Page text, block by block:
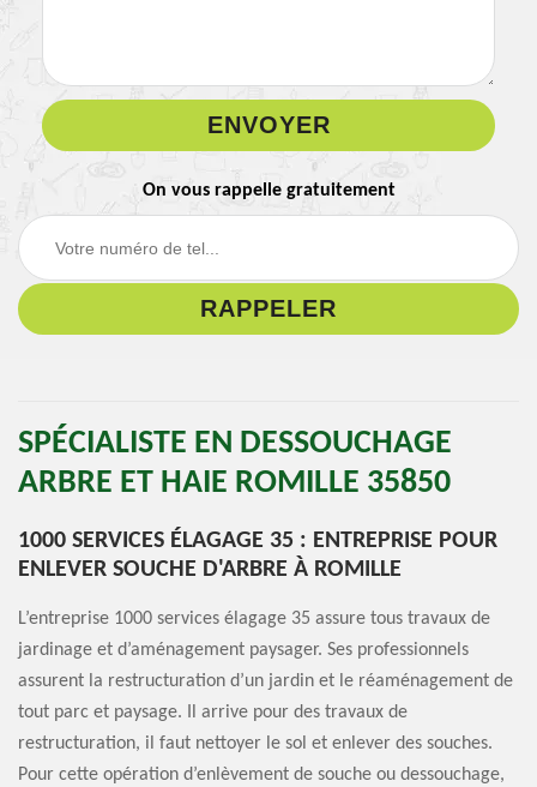
On vous rappelle gratuitement
SPÉCIALISTE EN DESSOUCHAGE
ARBRE ET HAIE ROMILLE 35850
1000 SERVICES ÉLAGAGE 35 : ENTREPRISE POUR
ENLEVER SOUCHE D'ARBRE À ROMILLE
L’entreprise 1000 services élagage 35 assure tous travaux de
jardinage et d’aménagement paysager. Ses professionnels
assurent la restructuration d’un jardin et le réaménagement de
tout parc et paysage. Il arrive pour des travaux de
restructuration, il faut nettoyer le sol et enlever des souches.
Pour cette opération d’enlèvement de souche ou dessouchage,